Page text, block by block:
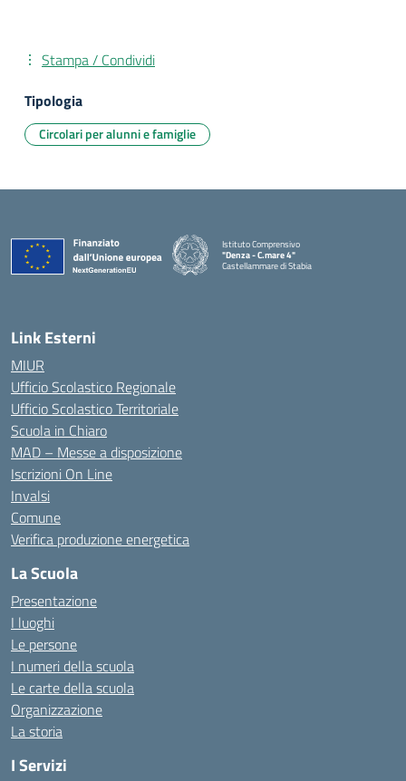
Stampa / Condividi
Tipologia
Circolari per alunni e famiglie
Istituto Comprensivo
"Denza - C.mare 4"
Castellammare di Stabia
Link Esterni
MIUR
Ufficio Scolastico Regionale
Ufficio Scolastico Territoriale
Scuola in Chiaro
MAD – Messe a disposizione
Iscrizioni On Line
Invalsi
Comune
Verifica produzione energetica
La Scuola
Presentazione
I luoghi
Le persone
I numeri della scuola
Le carte della scuola
Organizzazione
La storia
I Servizi